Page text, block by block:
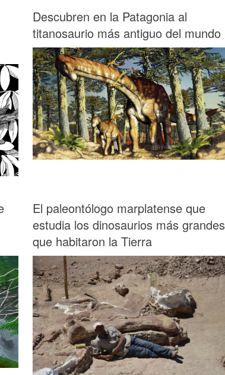
Descubren en la Patagonia al
titanosaurio más antiguo del mundo
El paleontólogo marplatense que
estudia los dinosaurios más grandes
que habitaron la Tierra